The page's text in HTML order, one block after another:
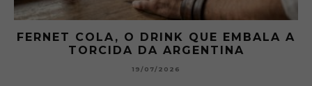
FERNET COLA, O DRINK QUE EMBALA A
TORCIDA DA ARGENTINA
19/07/2026